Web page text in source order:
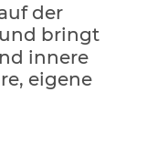
der
bringt
innere
eigene